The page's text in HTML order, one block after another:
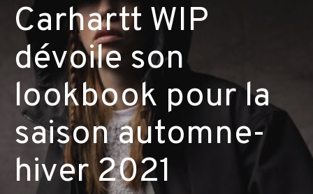
Carhartt WIP
dévoile son
lookbook pour la
saison automne-
hiver 2021